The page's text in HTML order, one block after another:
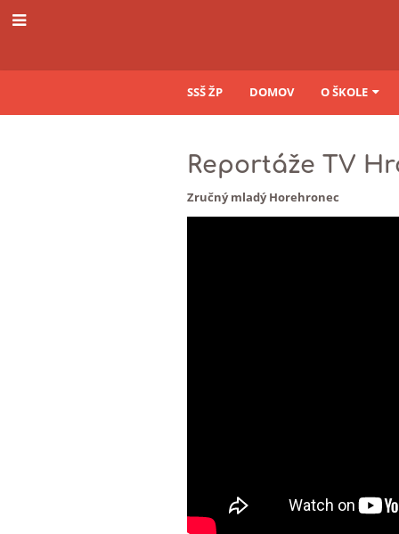
SSŠ ŽP DOMOV O ŠKOLE
TV
Hronka
Reportáže TV
Zručný mladý Horehronec